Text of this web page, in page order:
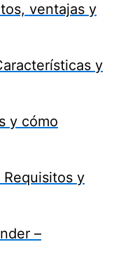
ventajas y
y
y cómo
Requisitos y
–